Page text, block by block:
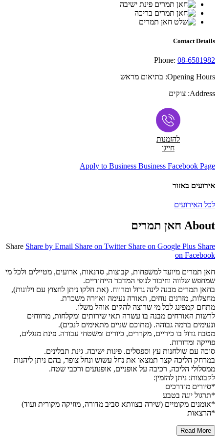
Contact Details
Phone: 08-6581982
Opening Hours: בתיאום מראש
Address: צוקים
להזמנות
חייגו
Apply to Business Business Facebook Page
אירועים באזור
לכל האירועים
About חאן תמרים
Share Share by Email Share on Twitter Share on Google Plus Share
on Facebook
חאן תמרים מיועד למשפחות, קבוצות, סדנאות, ארועים, מטיילים ולכל מי
שמחפש שלווה וחיבור לנופי המדבר הייחודיים.
בחאן תמרים מבנה לינה גדול ומרווח. (את חלקו ניתן לחצוץ עם וילונות),
מחצלות, מזרנים נוחים, תאורה נעימה ואוירה משכרת.
מתחם קמפינג לכל מי שרוצה להקים אוהל משלו.
לרשות האורחים מבנה בו עשרה תאי שירותים ומקלחות, מרווחים
ונעימים ברמה גבוהה. (מתוכם שניים מתאימים לנכים).
מטבח גדול בו כיריים, מקררים, כיורים ומשטחי עבודה. פינת מנגלים,
פוייקה ומדורות.
סוכה עם שולחנות עץ וספסלים. פינות ישיבה. גינת תבלינים.
במרחק הליכה קצר תמצאו את נחל עשוש ונחל צופר, בהם ניתן ליהנות
ממסלולי הליכה, רכיבה על אופניים, אופנועים ורכבי שטח.
לקבוצות: ניתן להזמין:
*סיורים מודרכים
*תרגול יוגה בטבע
*אומנים מקומיים (שירה בצוותא סביב מדורה, מוזיקה מקורית ועוד)
*הרצאות
Read More